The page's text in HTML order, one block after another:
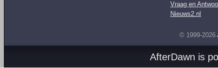
Vraag en
Nieuws2.nl
© 1999-2026
AfterDawn is